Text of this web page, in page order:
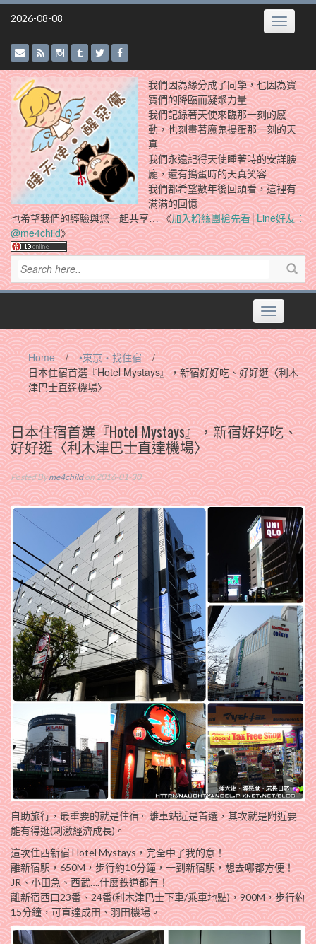
Skip
2026-08-08 Toggle
我們因為緣分成了同學，也因為寶
寶們的降臨而凝聚力量
我們記錄著天使來臨那一刻的感
動，也刻畫著魔鬼搗蛋那一刻的天
真
我們永遠記得天使睡著時的安詳臉
龐，還有搗蛋時的天真笑容
我們都希望數年後回頭看，這裡有
滿滿的回憶
也希望我們的經驗與您一起共享… 《加入粉絲團搶先看│Line好友：
@me4child》
Toggle
navigation
Home / •東京‧找住宿
/
日本住宿首選『Hotel Mystays』，新宿好好吃、好好逛〈利木
津巴士直達機場〉
日本住宿首選『Hotel Mystays』，新宿好好吃、
好好逛〈利木津巴士直達機場〉
Posted Byme4childon 2016-01-30
自助旅行，最重要的就是住宿。離車站近是首選，其次就是附近要
能有得逛(刺激經濟成長)。
這次住西新宿 Hotel Mystays，完全中了我的意！
離新宿駅，650M，步行約10分鐘，一到新宿駅，想去哪都方便！
JR、小田急、西武….什麼鉄道都有！
離新宿西口23番、24番(利木津巴士下車/乘車地點)，900M，步行約
15分鐘，可直達成田、羽田機場。